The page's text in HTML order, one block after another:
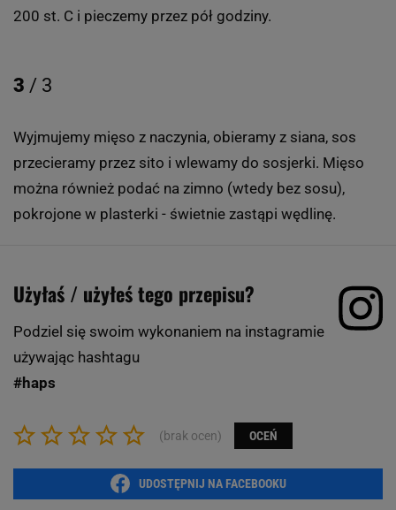
200 st. C i pieczemy przez pół godziny.
3 / 3
Wyjmujemy mięso z naczynia, obieramy z siana, sos
przecieramy przez sito i wlewamy do sosjerki. Mięso
można również podać na zimno (wtedy bez sosu),
pokrojone w plasterki - świetnie zastąpi wędlinę.
Użyłaś / użyłeś tego przepisu?
Podziel się swoim wykonaniem na instagramie
używając hashtagu
#haps
(brak ocen) OCEŃ
UDOSTĘPNIJ NA FACEBOOKU